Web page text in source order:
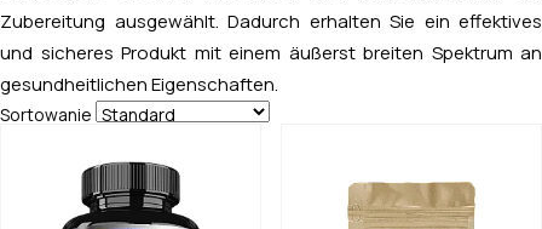
Zubereitung ausgewählt. Dadurch erhalten Sie ein effektives
und sicheres Produkt mit einem äußerst breiten Spektrum an
gesundheitlichen Eigenschaften.
Sortowanie